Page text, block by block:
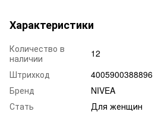
Характеристики
Количество в
наличии
12
Штрихкод
4005900388896
Бренд
NIVEA
Стать
Для женщин